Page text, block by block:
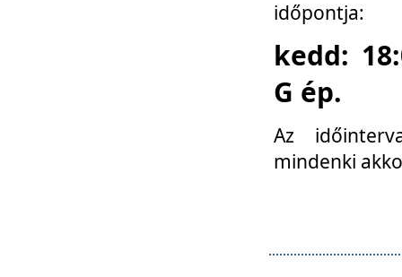
időpontja:
kedd:
G ép.
Az
mindenki